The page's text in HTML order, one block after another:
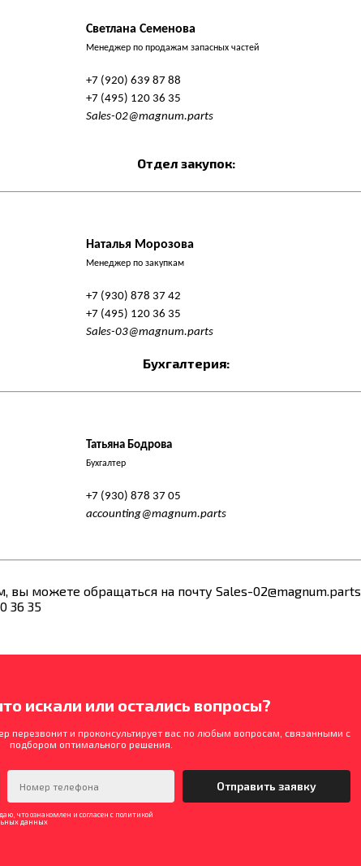
Светлана Семенова
Менеджер по продажам запасных частей
+7 (920) 639 87 88
+7 (495) 120 36 35
Sales-02@magnum.parts
Отдел закупок:
Наталья Морозова
Менеджер по закупкам
+7 (930) 878 37 42
+7 (495) 120 36 35
Sales-03@magnum.parts
Бухгалтерия:
Татьяна Бодрова
Бухгалтер
+7 (930) 878 37 05
аccounting@magnum.parts
можете обращаться на почту Sales-02@magnum.parts
36 35
искали или остались вопросы?
перезвонит и проконсультирует вас по любым вопросам, связанными с
подбором оптимального решения.
что ознакомлен и согласен с политикой
данных